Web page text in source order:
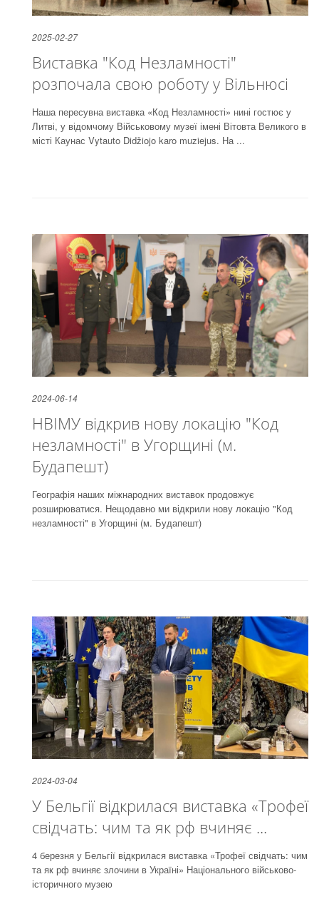
2025-02-27
Виставка "Код Незламності"
розпочала свою роботу у Вільнюсі
Наша пересувна виставка «Код Незламності» нині гостює у
Литві, у відомчому Військовому музеї імені Вітовта Великого в
місті Каунас Vytauto Didžiojo karo muziejus. На ...
2024-06-14
НВІМУ відкрив нову локацію "Код
незламності" в Угорщині (м.
Будапешт)
Географія наших міжнародних виставок продовжує
розширюватися. Нещодавно ми відкрили нову локацію "Код
незламності" в Угорщині (м. Будапешт)
2024-03-04
У Бельгії відкрилася виставка «Трофеї
свідчать: чим та як рф вчиняє ...
4 березня у Бельгії відкрилася виставка «Трофеї свідчать: чим
та як рф вчиняє злочини в Україні» Національного військово-
історичного музею